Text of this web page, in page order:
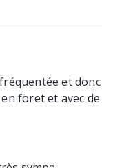
et donc
foret et avec de